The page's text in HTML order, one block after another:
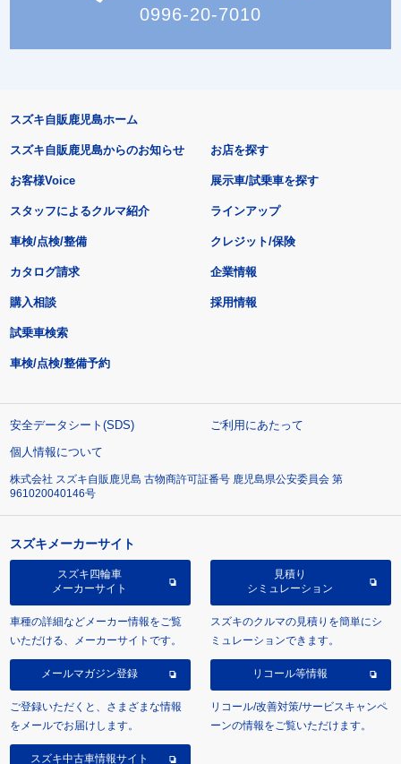
0996-20-7010
スズキ自販鹿児島ホーム
スズキ自販鹿児島からのお知らせ
お客様Voice
スタッフによるクルマ紹介
お店を探す
展示車/試乗車を探す
ラインアップ
車検/点検/整備 クレジット/保険
カタログ請求
購入相談
試乗車検索
車検/点検/整備予約
企業情報
採用情報
安全データシート(SDS)
ご利用にあたって
個人情報について
株式会社 スズキ自販鹿児島 古物商許可証番号 鹿児島県公安委員会 第
961020040146号
スズキメーカーサイト
スズキ四輪車
メーカーサイト
車種の詳細などメーカー情報をご覧
いただける、メーカーサイトです。
見積り
シミュレーション
スズキのクルマの見積りを簡単にシ
ミュレーションできます。
メールマガジン登録
ご登録いただくと、さまざまな情報
をメールでお届けします。
リコール等情報
リコール/改善対策/サービスキャンペ
ーンの情報をご覧いただけます。
スズキ中古車情報サイト